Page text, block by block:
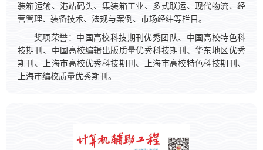
装箱运输、港站码头、集装箱工业、多式联运、现代物流、经
营管理、装备技术、法规与案例、市场经纬等栏目。
奖项荣誉：中国高校科技期刊优秀团队、中国高校特色科
技期刊、中国高校编辑出版质量优秀科技期刊、华东地区优秀
期刊、上海市高校优秀科技期刊、上海市高校特色科技期刊、
上海市编校质量优秀期刊。